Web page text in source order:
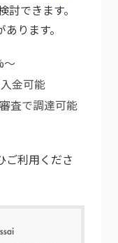
討できます。
ります。
～
金可能
査で調達可能
ご利用くださ